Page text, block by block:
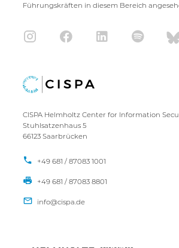
Führungskräften in diesem Bereich
CISPA Helmholtz Center for Information
Stuhlsatzenhaus 5
66123 Saarbrücken
+49 681 / 87083 1001
+49 681 / 87083 8801